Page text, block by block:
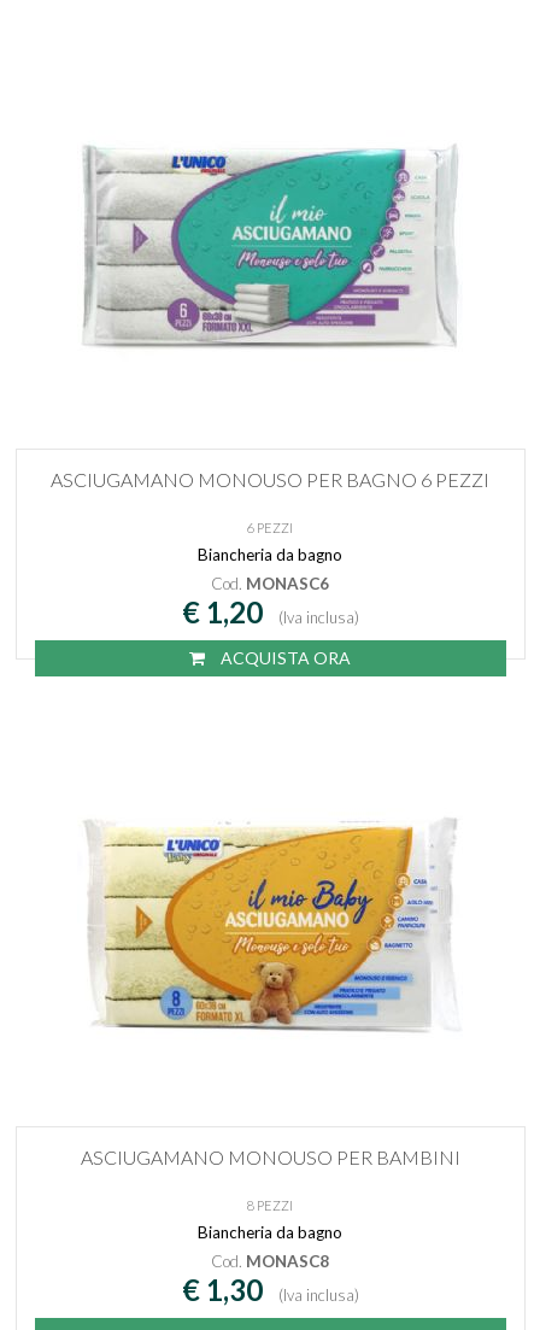
ASCIUGAMANO MONOUSO PER BAGNO 6 PEZZI
6 PEZZI
Biancheria da bagno
Cod. MONASC6
€ 1,20 (Iva inclusa)
ACQUISTA ORA
ASCIUGAMANO MONOUSO PER BAMBINI
8 PEZZI
Biancheria da bagno
Cod. MONASC8
€ 1,30 (Iva inclusa)